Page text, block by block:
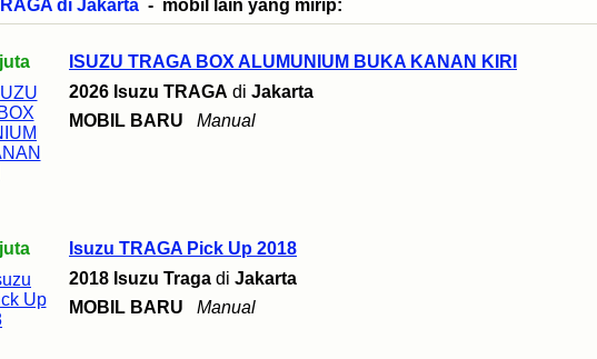
di Jakarta - mobil lain yang mirip:
ISUZU TRAGA BOX ALUMUNIUM BUKA KANAN KIRI
2026 Isuzu TRAGA di Jakarta
MOBIL BARU
Manual
Isuzu TRAGA Pick Up 2018
2018 Isuzu Traga di Jakarta
MOBIL BARU
Manual